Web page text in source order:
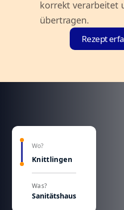
korrekt verarbeitet
übertragen.
Rezept
Wo?
Knittlingen
Was?
Sanitätshaus